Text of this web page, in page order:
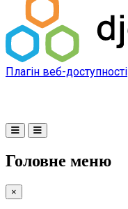
Плагін веб-доступності
Головне меню
×